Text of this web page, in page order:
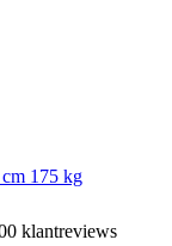
175 kg
klantreviews